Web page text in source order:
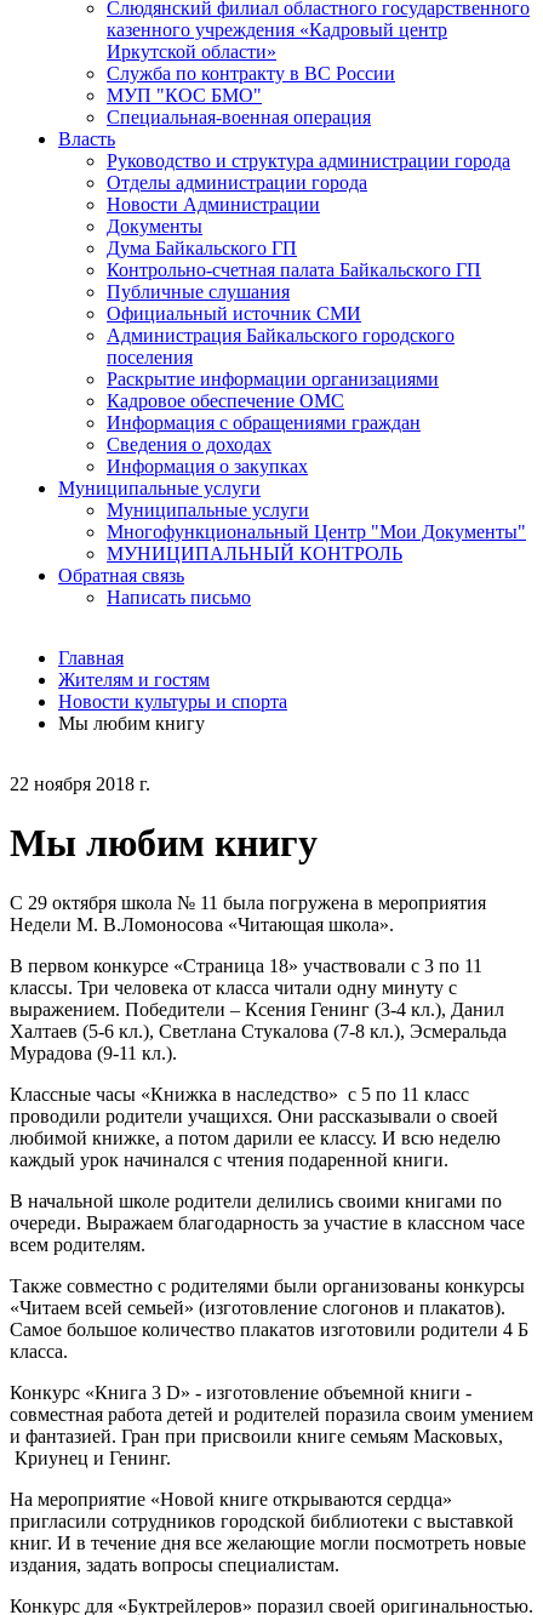
22 ноября 2018 г.
Мы любим книгу
С 29 октября школа № 11 была погружена в мероприятия
Недели М. В.Ломоносова «Читающая школа».
В первом конкурсе «Страница 18» участвовали с 3 по 11
классы. Три человека от класса читали одну минуту с
выражением. Победители – Ксения Генинг (3-4 кл.), Данил
Халтаев (5-6 кл.), Светлана Стукалова (7-8 кл.), Эсмеральда
Мурадова (9-11 кл.).
Классные часы «Книжка в наследство» с 5 по 11 класс
проводили родители учащихся. Они рассказывали о своей
любимой книжке, а потом дарили ее классу. И всю неделю
каждый урок начинался с чтения подаренной книги.
В начальной школе родители делились своими книгами по
очереди. Выражаем благодарность за участие в классном часе
всем родителям.
Также совместно с родителями были организованы конкурсы
«Читаем всей семьей» (изготовление слогонов и плакатов).
Самое большое количество плакатов изготовили родители 4 Б
класса.
Конкурс «Книга 3 D» - изготовление объемной книги -
совместная работа детей и родителей поразила своим умением
и фантазией. Гран при присвоили книге семьям Масковых,
Криунец и Генинг.
На мероприятие «Новой книге открываются сердца»
пригласили сотрудников городской библиотеки с выставкой
книг. И в течение дня все желающие могли посмотреть новые
издания, задать вопросы специалистам.
Конкурс для «Буктрейлеров» поразил своей оригинальностью.
Слюдянский филиал областного государственного
казенного учреждения «Кадровый центр
Иркутской области»
Служба по контракту в ВС России
МУП "КОС БМО"
Специальная-военная операция
Власть
Руководство и структура администрации города
Отделы администрации города
Новости Администрации
Документы
Дума Байкальского ГП
Контрольно-счетная палата Байкальского ГП
Публичные слушания
Официальный источник СМИ
Администрация Байкальского городского
поселения
Раскрытие информации организациями
Кадровое обеспечение ОМС
Информация с обращениями граждан
Сведения о доходах
Информация о закупках
Муниципальные услуги
Муниципальные услуги
Многофункциональный Центр "Мои Документы"
МУНИЦИПАЛЬНЫЙ КОНТРОЛЬ
Обратная связь
Написать письмо
Главная
Жителям и гостям
Новости культуры и спорта
Мы любим книгу